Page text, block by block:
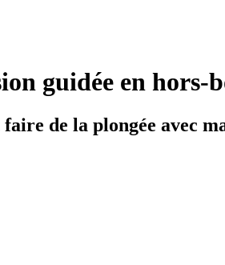
guidée en hors-
de la plongée avec